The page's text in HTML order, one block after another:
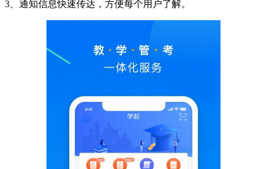
3、通知信息快速传达，方便每个用户了解。